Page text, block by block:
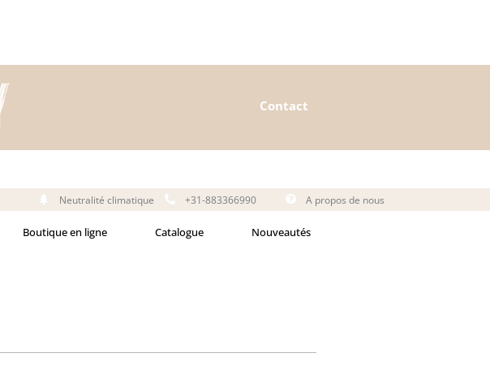
Contact
Neutralité climatique +31-883366990 A propos de nous
Boutique en ligne Catalogue Nouveautés